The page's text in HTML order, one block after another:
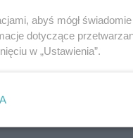
eksperta]
abyś mógł
dotyczące
w „Ustawienia”.